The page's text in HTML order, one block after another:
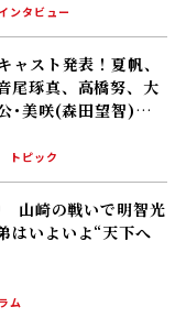
ンタビュー
ャスト発表！夏帆、
尾琢真、高橋努、大
･美咲(森田望智)が
年度前期放送
トピック
山崎の戦いで明智光
いよいよ“天下へ
ム